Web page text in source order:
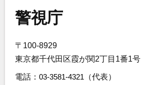
警視庁
〒100-8929
東京都千代田区霞が関2丁目1番1号
電話： 03-3581-4321 （代表）